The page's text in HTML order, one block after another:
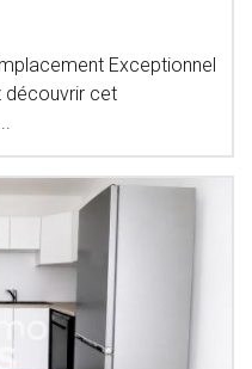
Exceptionnel
découvrir cet